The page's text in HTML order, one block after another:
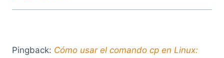
Pingback: Cómo usar el comando cp en Linux: